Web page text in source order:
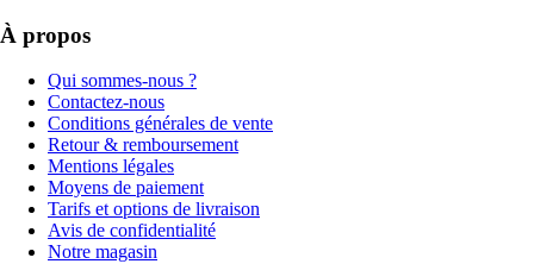
À propos
Qui sommes-nous ?
Contactez-nous
Conditions générales de vente
Retour & remboursement
Mentions légales
Moyens de paiement
Tarifs et options de livraison
Avis de confidentialité
Notre magasin